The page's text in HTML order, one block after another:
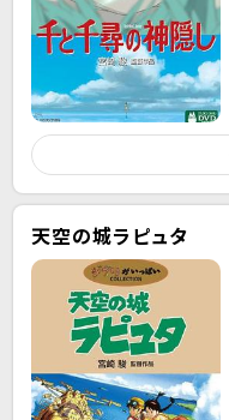
天空の城ラピュタ